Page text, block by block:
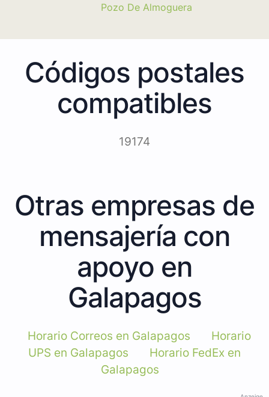
Pozo De Almoguera
Códigos postales
compatibles
19174
Otras empresas de
mensajería con
apoyo en
Galapagos
Horario Correos en Galapagos
Horario
UPS en Galapagos
Horario FedEx en
Galapagos